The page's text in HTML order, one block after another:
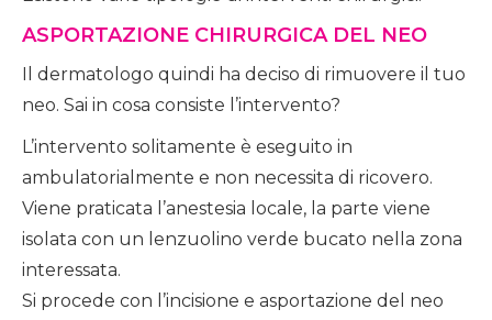
ASPORTAZIONE CHIRURGICA DEL NEO
Il dermatologo quindi ha deciso di rimuovere il tuo
neo. Sai in cosa consiste l’intervento?
L’intervento solitamente è eseguito in
ambulatorialmente e non necessita di ricovero.
Viene praticata l’anestesia locale, la parte viene
isolata con un lenzuolino verde bucato nella zona
interessata.
Si procede con l’incisione e asportazione del neo